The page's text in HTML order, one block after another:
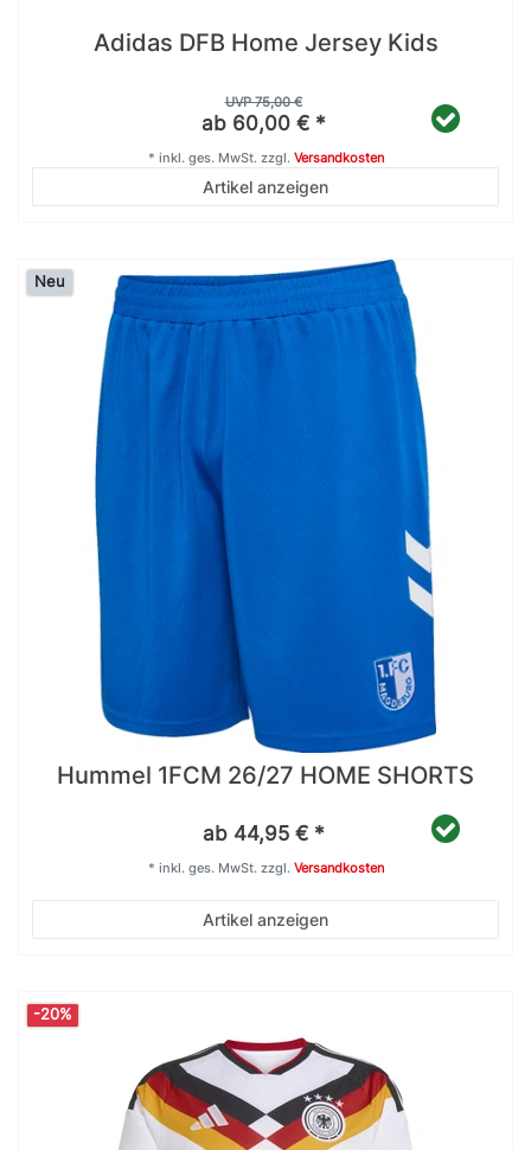
Adidas DFB Home Jersey Kids
UVP 75,00 €
ab 60,00 € *
Artikel anzeigen
* inkl. ges. MwSt.zzgl. Versandkosten
Neu
Hummel 1FCM 26/27 HOME SHORTS
ab 44,95 € *
Artikel anzeigen
* inkl. ges. MwSt.zzgl. Versandkosten
-20%